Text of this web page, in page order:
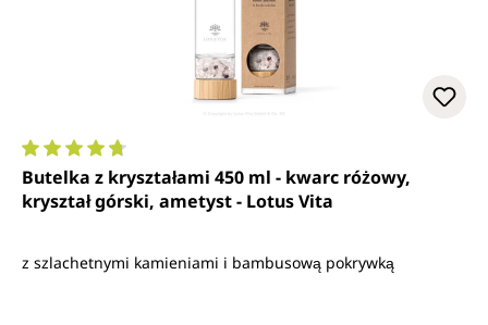
Średnia ocena 4.7 z 5 gwiazdek
Butelka z kryształami 450 ml - kwarc różowy,
kryształ górski, ametyst - Lotus Vita
z szlachetnymi kamieniami i bambusową pokrywką